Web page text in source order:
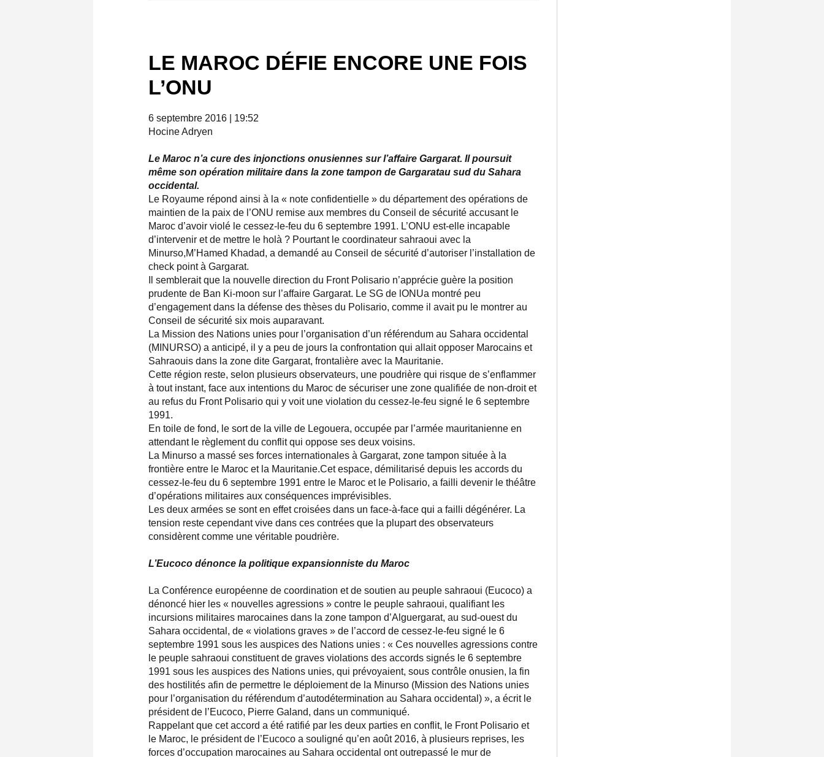
LE MAROC DÉFIE ENCORE UNE FOIS
L’ONU
6 septembre 2016 | 19:52
Hocine Adryen
Le Maroc n’a cure des injonctions onusiennes sur l’affaire Gargarat. Il poursuit
même son opération militaire dans la zone tampon de Gargaratau sud du Sahara
occidental.
Le Royaume répond ainsi à la « note confidentielle » du département des opérations de
maintien de la paix de l’ONU remise aux membres du Conseil de sécurité accusant le
Maroc d’avoir violé le cessez-le-feu du 6 septembre 1991. L’ONU est-elle incapable
d’intervenir et de mettre le holà ? Pourtant le coordinateur sahraoui avec la
Minurso,M’Hamed Khadad, a demandé au Conseil de sécurité d’autoriser l’installation de
check point à Gargarat.
Il semblerait que la nouvelle direction du Front Polisario n’apprécie guère la position
prudente de Ban Ki-moon sur l’affaire Gargarat. Le SG de lONUa montré peu
d’engagement dans la défense des thèses du Polisario, comme il avait pu le montrer au
Conseil de sécurité six mois auparavant.
La Mission des Nations unies pour l’organisation d’un référendum au Sahara occidental
(MINURSO) a anticipé, il y a peu de jours la confrontation qui allait opposer Marocains et
Sahraouis dans la zone dite Gargarat, frontalière avec la Mauritanie.
Cette région reste, selon plusieurs observateurs, une poudrière qui risque de s’enflammer
à tout instant, face aux intentions du Maroc de sécuriser une zone qualifiée de non-droit et
au refus du Front Polisario qui y voit une violation du cessez-le-feu signé le 6 septembre
1991.
En toile de fond, le sort de la ville de Legouera, occupée par l’armée mauritanienne en
attendant le règlement du conflit qui oppose ses deux voisins.
La Minurso a massé ses forces internationales à Gargarat, zone tampon située à la
frontière entre le Maroc et la Mauritanie.Cet espace, démilitarisé depuis les accords du
cessez-le-feu du 6 septembre 1991 entre le Maroc et le Polisario, a failli devenir le théâtre
d’opérations militaires aux conséquences imprévisibles.
Les deux armées se sont en effet croisées dans un face-à-face qui a failli dégénérer. La
tension reste cependant vive dans ces contrées que la plupart des observateurs
considèrent comme une véritable poudrière.
L’Eucoco dénonce la politique expansionniste du Maroc
La Conférence européenne de coordination et de soutien au peuple sahraoui (Eucoco) a
dénoncé hier les « nouvelles agressions » contre le peuple sahraoui, qualifiant les
incursions militaires marocaines dans la zone tampon d’Alguergarat, au sud-ouest du
Sahara occidental, de « violations graves » de l’accord de cessez-le-feu signé le 6
septembre 1991 sous les auspices des Nations unies : « Ces nouvelles agressions contre
le peuple sahraoui constituent de graves violations des accords signés le 6 septembre
1991 sous les auspices des Nations unies, qui prévoyaient, sous contrôle onusien, la fin
des hostilités afin de permettre le déploiement de la Minurso (Mission des Nations unies
pour l’organisation du référendum d’autodétermination au Sahara occidental) », a écrit le
président de l’Eucoco, Pierre Galand, dans un communiqué.
Rappelant que cet accord a été ratifié par les deux parties en conflit, le Front Polisario et
le Maroc, le président de l’Eucoco a souligné qu’en août 2016, à plusieurs reprises, les
forces d’occupation marocaines au Sahara occidental ont outrepassé le mur de